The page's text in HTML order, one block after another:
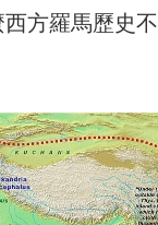
方羅馬歷史